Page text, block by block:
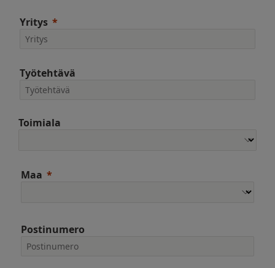
Yritys
Työtehtävä
Toimiala
Maa
Postinumero